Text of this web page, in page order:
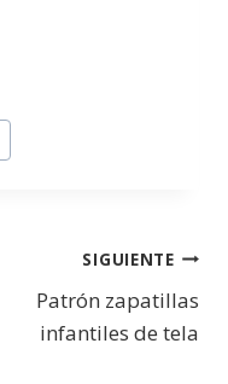
SIGUIENTE
Patrón zapatillas
infantiles de tela